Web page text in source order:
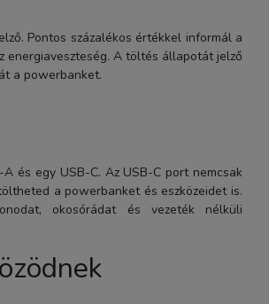
Pontos százalékos értékkel informál a
energiaveszteség. A töltés állapotát jelző
a powerbanket.
és egy USB-C. Az USB-C port nemcsak
a powerbanket és eszközeidet is.
okosórádat és vezeték nélküli